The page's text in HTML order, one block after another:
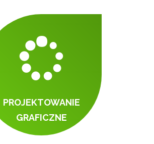
PROJEKTOWANIE
GRAFICZNE